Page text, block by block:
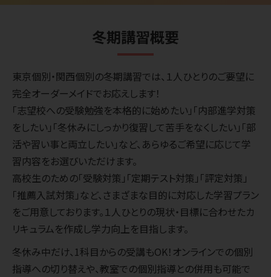
冬期講習概要
東京個別・関西個別の冬期講習では、１人ひとりのご要望に
完全オーダーメイドでお応えします！
「志望校への受験勉強を本格的に始めたい」「内部進学対策
をしたい」「冬休みにしっかり復習して苦手をなくしたい」「部
活や習い事と両立したい」など、あらゆるご希望に応じて学
習内容をお選びいただけます。
高校生のための「受験対策」「定期テスト対策」「評定対策」
「推薦入試対策」など、さまざまな目的に対応した学習プラン
をご用意しております。１人ひとりの現状・目標に合わせたカ
リキュラムを作成し学力向上を目指します。
冬休み中だけ、1科目からの受講もOK！オンラインでの個別
指導への切り替えや、教室での個別指導との併用も可能で